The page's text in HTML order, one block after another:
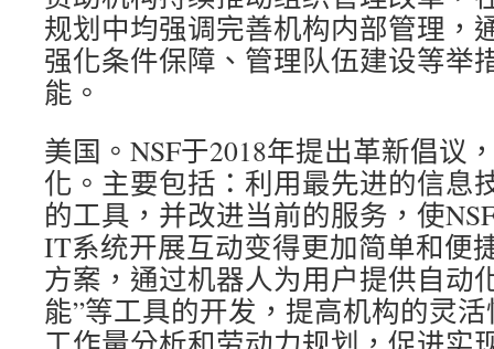
规划中均强调完善机构内部管理，
强化条件保障、管理队伍建设等举
能。
美国。NSF于2018年提出革新倡议
化。主要包括：利用最先进的信息
的工具，并改进当前的服务，使
IT系统开展互动变得更加简单和便
方案，通过机器人为用户提供自动
能”等工具的开发，提高机构的灵